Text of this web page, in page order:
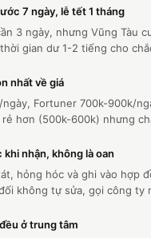
7 ngày, lễ tết 1 tháng
3 ngày, nhưng Vũng Tàu
gian dư 1-2 tiếng cho
nhất về giá
Fortuner 700k-900k/
rẻ hơn (500k-600k) nhưng
nhận, không là oan
hỏng hóc và ghi vào hợp
không tự sửa, gọi công ty
ở trung tâm